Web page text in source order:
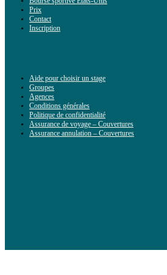
Prix
Contact
Inscription
Aide pour choisir un stage
Groupes
Agences
Conditions générales
Politique de confidentialité
Assurance de voyage – Couvertures
Assurance annulation – Couvertures